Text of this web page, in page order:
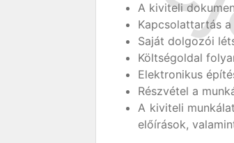
A kiviteli
Kapcsolattartás
Saját dolgozói
Költségoldal
Elektronikus
Részvétel a
A kiviteli
előírások,